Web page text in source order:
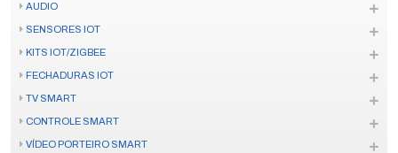
AUDIO
SENSORES IOT
KITS IOT/ZIGBEE
FECHADURAS IOT
TV SMART
CONTROLE SMART
VÍDEO PORTEIRO SMART